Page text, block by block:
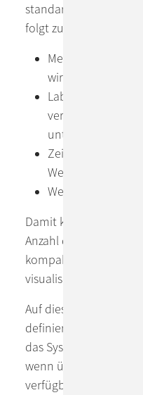
standardisiert.
folgt zusammen:
Metrikname:
wird. Z.B.
Labels: anhand
verschieden
unterscheiden.
Zeitstempel: zu
Wert aktuell?
Wert: der
Damit kann die
Anzahl der Fehler
kompakt repräsentiert
visualisiert werden.
Auf diesen
definiert werden,
das System
wenn über 10 Minuten
verfügbaren